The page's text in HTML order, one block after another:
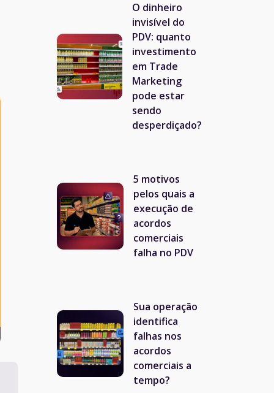
O dinheiro
invisível do
PDV: quanto
investimento
em Trade
Marketing
pode estar
sendo
desperdiçado?
5 motivos
pelos quais a
execução de
acordos
comerciais
falha no PDV
Sua operação
identifica
falhas nos
acordos
comerciais a
tempo?